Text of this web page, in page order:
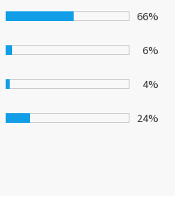
66%
6%
4%
24%